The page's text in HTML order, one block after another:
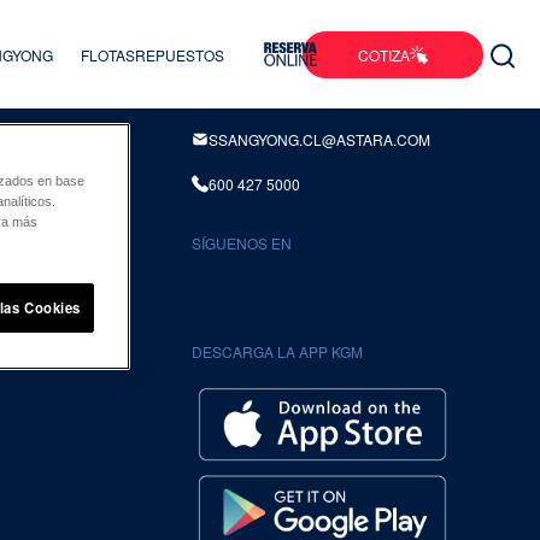
FLOTASREPUESTOS
COTIZA
INFORMACION DE CONTACTO
SSANGYONG.CL@ASTARA.COM
600 427 5000
SÍGUENOS EN
DESCARGA LA APP KGM
en base
más
Cookies